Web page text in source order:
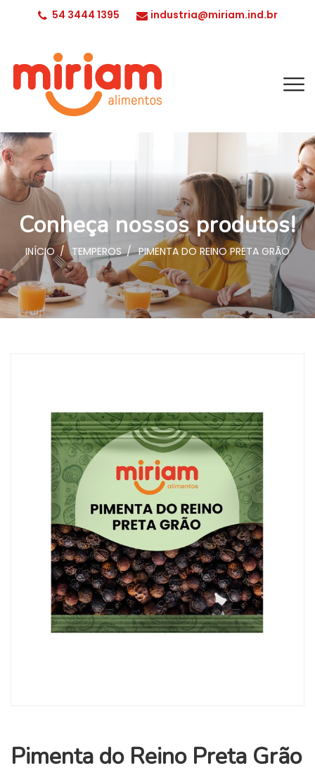
54 3444 1395 industria@miriam.ind.br
Conheça nossos produtos!
INÍCIO TEMPEROS PIMENTA DO REINO PRETA GRÃO
Pimenta do Reino Preta Grão